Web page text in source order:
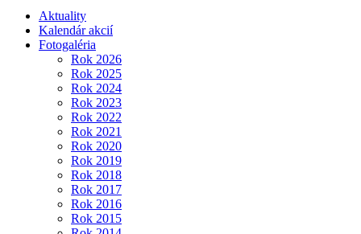
Aktuality
Kalendár akcií
Fotogaléria
Rok 2026
Rok 2025
Rok 2024
Rok 2023
Rok 2022
Rok 2021
Rok 2020
Rok 2019
Rok 2018
Rok 2017
Rok 2016
Rok 2015